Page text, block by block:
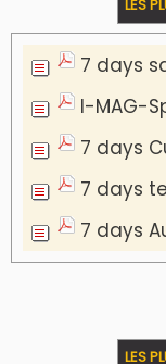
LES
7 days
I-MAG-
7 days
7 days
7 days
LES